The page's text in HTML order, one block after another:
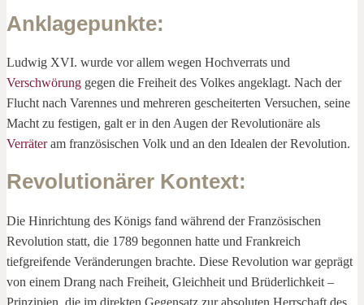
Anklagepunkte:
Ludwig XVI. wurde vor allem wegen Hochverrats und
Verschwörung gegen die Freiheit des Volkes angeklagt. Nach der
Flucht nach Varennes und mehreren gescheiterten Versuchen, seine
Macht zu festigen, galt er in den Augen der Revolutionäre als
Verräteram französischen Volk und an den Idealen der Revolution.
Revolutionärer Kontext:
Die Hinrichtung des Königs fand während der Französischen
Revolution statt, die 1789 begonnen hatte und Frankreich
tiefgreifende Veränderungen brachte. Diese Revolution war geprägt
von einem Drang nach Freiheit, Gleichheit und Brüderlichkeit –
Prinzipien, die im direkten Gegensatz zur absoluten Herrschaft des